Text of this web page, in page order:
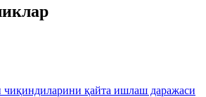
чиқиндиларини қайта ишлаш даражаси